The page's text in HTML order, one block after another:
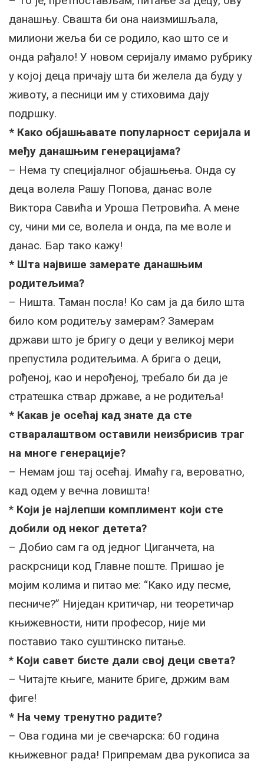
данашњу. Свашта би она наизмишљала,
милиони жеља би се родило, као што се и
онда рађало! У новом серијалу имамо рубрику
у којој деца причају шта би желела да буду у
животу, а песници им у стиховима дају
подршку.
* Како објашњавате популарност серијала и
међу данашњим генерацијама?
– Нема ту специјалног објашњења. Онда су
деца волела Рашу Попова, данас воле
Виктора Савића и Уроша Петровића. А мене
су, чини ми се, волела и онда, па ме воле и
данас. Бар тако кажу!
* Шта највише замерате данашњим
родитељима?
– Ништа. Таман посла! Ко сам ја да било шта
било ком родитељу замерам? Замерам
држави што је бригу о деци у великој мери
препустила родитељима. А брига о деци,
рођеној, као и нерођеној, требало би да је
стратешка ствар државе, а не родитеља!
* Какав је осећај кад знате да сте
стваралаштвом оставили неизбрисив траг
на многе генерације?
– Немам још тај осећај. Имаћу га, вероватно,
кад одем у вечна ловишта!
* Који је најлепши комплимент који сте
добили од неког детета?
– Добио сам га од једног Циганчета, на
раскрсници код Главне поште. Пришао је
мојим колима и питао ме: “Како иду песме,
песниче?” Ниједан критичар, ни теоретичар
књижевности, нити професор, није ми
поставио тако суштинско питање.
* Који савет бисте дали свој деци света?
– Читајте књиге, маните бриге, држим вам
фиге!
* На чему тренутно радите?
– Ова година ми је свечарска: 60 година
књижевног рада! Припремам два рукописа за